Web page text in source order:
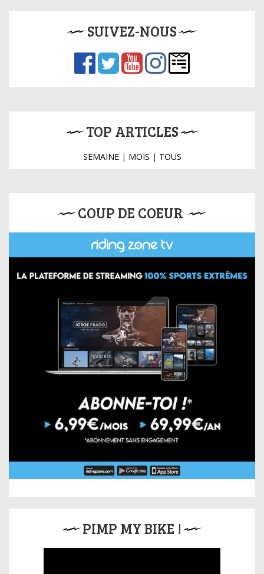
SUIVEZ-NOUS
TOP ARTICLES
SEMAINE| MOIS | TOUS
COUP DE COEUR
PIMP MY BIKE !